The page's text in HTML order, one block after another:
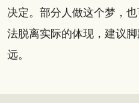
决定。部分人做这个梦，
法脱离实际的体现，建议
远。